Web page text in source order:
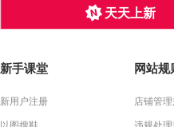
天天上新
新手课堂
新用户注册
网站规
店铺管理